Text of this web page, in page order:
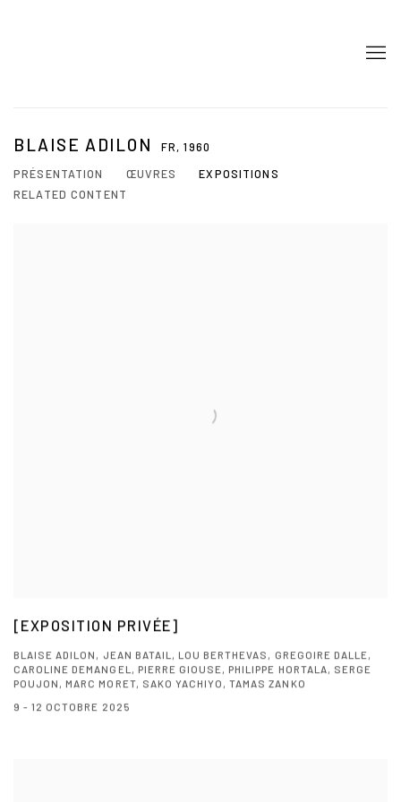
BLAISE ADILON FR,1960
PRÉSENTATION
ŒUVRES
EXPOSITIONS
RELATED CONTENT
[EXPOSITION PRIVÉE]
BLAISE ADILON, JEAN BATAIL, LOU BERTHEVAS, GREGOIRE DALLE,
CAROLINE DEMANGEL, PIERRE GIOUSE, PHILIPPE HORTALA, SERGE
POUJON, MARC MORET, SAKO YACHIYO, TAMAS ZANKO
9 - 12 OCTOBRE 2025